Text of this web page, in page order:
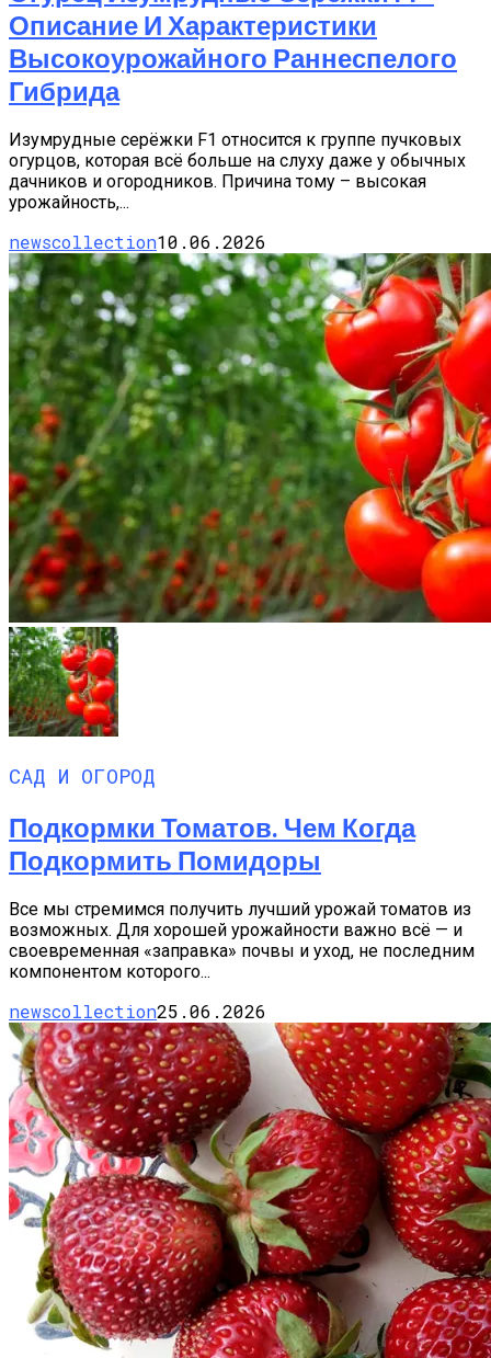
Описание И Характеристики
Высокоурожайного Раннеспелого
Гибрида
Изумрудные серёжки F1 относится к группе пучковых
огурцов, которая всё больше на слуху даже у обычных
дачников и огородников. Причина тому – высокая
урожайность,...
newscollection10.06.2026
САД И ОГОРОД
Подкормки Томатов. Чем Когда
Подкормить Помидоры
Все мы стремимся получить лучший урожай томатов из
возможных. Для хорошей урожайности важно всё — и
своевременная «заправка» почвы и уход, не последним
компонентом которого...
newscollection25.06.2026